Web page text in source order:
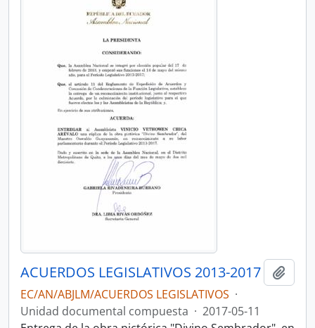
ACUERDOS LEGISLATIVOS 2013-2017
EC/AN/ABJLM/ACUERDOS LEGISLATIVOS ·
Unidad documental compuesta · 2017-05-11